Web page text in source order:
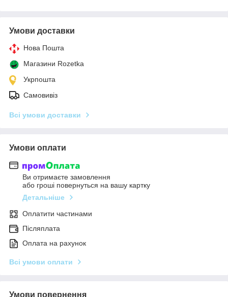
Умови доставки
Нова Пошта
Магазини Rozetka
Укрпошта
Самовивіз
Всі умови доставки
Умови оплати
Ви отримаєте замовлення
або гроші повернуться на вашу картку
Детальніше
Оплатити частинами
Післяплата
Оплата на рахунок
Всі умови оплати
Умови повернення